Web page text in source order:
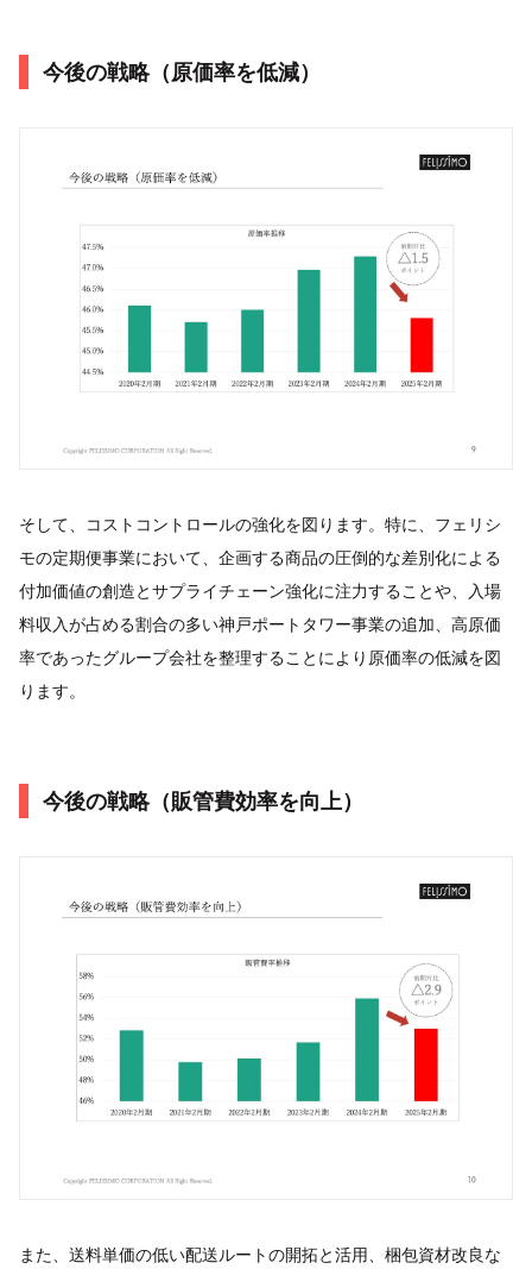
今後の戦略（原価率を低減）
そして、コストコントロールの強化を図ります。特に、フェリシ
モの定期便事業において、企画する商品の圧倒的な差別化による
付加価値の創造とサプライチェーン強化に注力することや、入場
料収入が占める割合の多い神戸ポートタワー事業の追加、高原価
率であったグループ会社を整理することにより原価率の低減を図
ります。
今後の戦略（販管費効率を向上）
また、送料単価の低い配送ルートの開拓と活用、梱包資材改良な